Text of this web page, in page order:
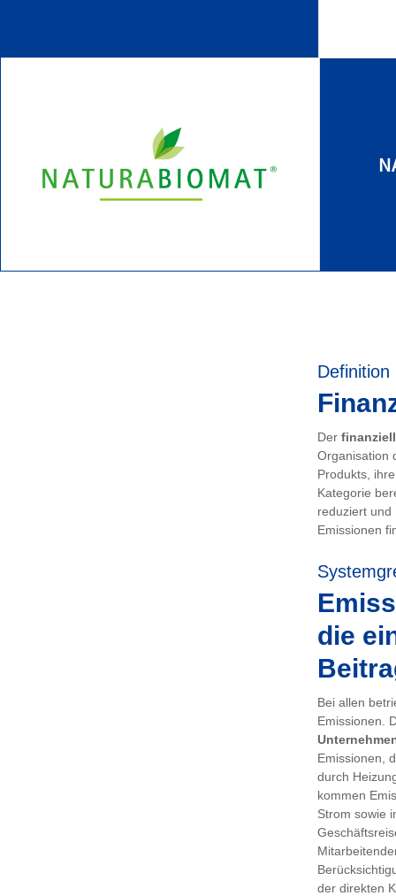
Definition
Der
Organisation
Produkts,
Kategorie
reduziert und
Emissionen
die
Bei allen
Emissionen.
Emissionen,
durch
kommen
Strom sowie
der direkten